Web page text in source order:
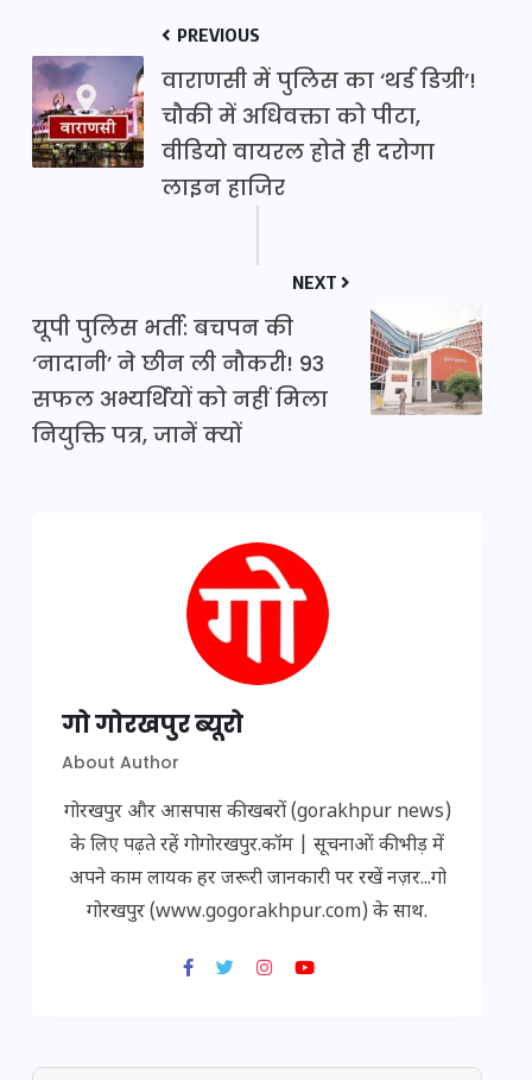
PREVIOUS
वाराणसी में पुलिस का ‘थर्ड डिग्री’!
चौकी में अधिवक्ता को पीटा,
वीडियो वायरल होते ही दरोगा
लाइन हाजिर
NEXT
यूपी पुलिस भर्ती: बचपन की
‘नादानी’ ने छीन ली नौकरी! 93
सफल अभ्यर्थियों को नहीं मिला
नियुक्ति पत्र, जानें क्यों
गो गोरखपुर ब्यूरो
About Author
गोरखपुर और आसपास की खबरों (gorakhpur news)
के लिए पढ़ते रहें गोगोरखपुर.कॉम | सूचनाओं की भीड़ में
अपने काम लायक हर जरूरी जानकारी पर रखें नज़र...गो
गोरखपुर (www.gogorakhpur.com) के साथ.